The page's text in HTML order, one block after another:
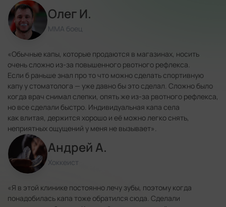
Олег И.
ММА боец
«Обычные капы, которые продаются в магазинах, носить
очень сложно из-за повышенного рвотного рефлекса.
Если б раньше знал про то что можно сделать спортивную
капу у стоматолога — уже давно бы это сделал. Сложно было
когда врач снимал слепки, опять же из-за рвотного рефлекса,
но все сделали быстро. Индивидуальная капа села
как влитая, держится хорошо и её можно легко снять,
неприятных ощущений у меня не вызывает».
Андрей А.
Хоккеист
«Я в этой клинике постоянно лечу зубы, поэтому когда
понадобилась капа тоже обратился сюда. Сделали